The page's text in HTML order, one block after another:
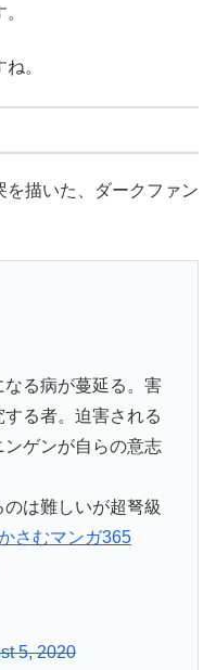
。
を描いた、ダークファン
る病が蔓延る。害
る者。迫害される
ゲンが自らの意志
は難しいが超弩級
さむマンガ365
5, 2020